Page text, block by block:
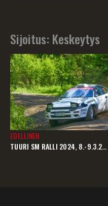
Sijoitus: Keskeytys
EDELLINEN
TUURI SM RALLI 2024, 8.-9.3.2024